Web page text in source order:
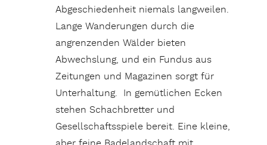
Abgeschiedenheit niemals langweilen.
Lange Wanderungen durch die
angrenzenden Wälder bieten
Abwechslung, und ein Fundus aus
Zeitungen und Magazinen sorgt für
Unterhaltung. In gemütlichen Ecken
stehen Schachbretter und
Gesellschaftsspiele bereit. Eine kleine,